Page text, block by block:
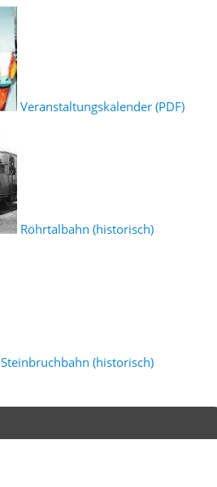
Veranstaltungskalender (PDF)
Röhrtalbahn (historisch)
Steinbruchbahn (historisch)